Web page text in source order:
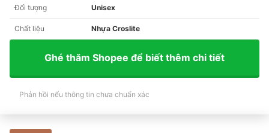
Đối tượng Unisex
Chất liệu Nhựa Croslite
Ghé thăm Shopee để biết thêm chi tiết
Phản hồi nếu thông tin chưa chuẩn xác